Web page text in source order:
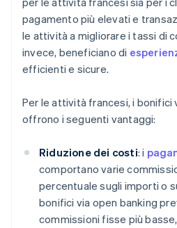
pagamento più elevati e
le attività a migliorare i tassi di
invece, beneficiano di
efficienti e sicure.
Per le attività francesi, i bonifici
offrono i seguenti vantaggi:
Riduzione dei costi: i
comportano varie
percentuale sugli importi o
bonifici via open banking
commissioni fisse più